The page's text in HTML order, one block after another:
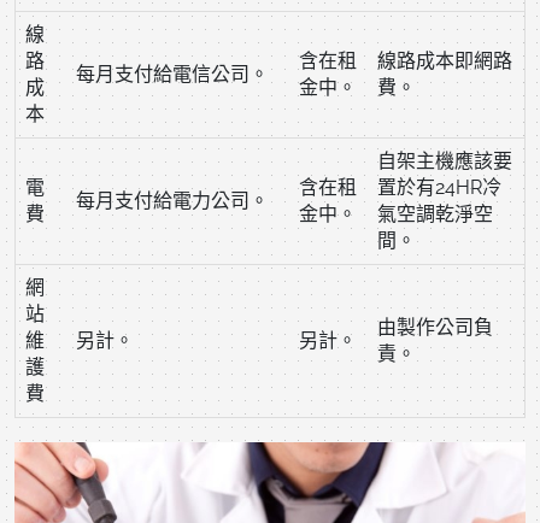
線
路
成
本
每月支付給電信公司。
含在租
金中。
線路成本即網路
費。
電
費
每月支付給電力公司。
含在租
金中。
自架主機應該要
置於有24HR冷
氣空調乾淨空
間。
網
站
維
護
費
另計。 另計。
由製作公司負
責。